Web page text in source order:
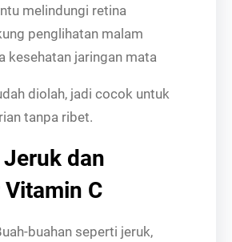
melindungi retina
penglihatan malam
kesehatan jaringan mata
diolah, jadi cocok untuk
tanpa ribet.
dan
C
buahan seperti jeruk,